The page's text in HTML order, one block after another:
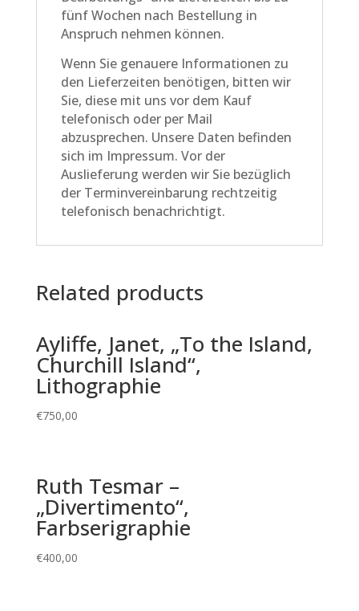
fünf Wochen nach Bestellung in
Anspruch nehmen können.
Wenn Sie genauere Informationen zu
den Lieferzeiten benötigen, bitten wir
Sie, diese mit uns vor dem Kauf
telefonisch oder per Mail
abzusprechen. Unsere Daten befinden
sich im Impressum. Vor der
Auslieferung werden wir Sie bezüglich
der Terminvereinbarung rechtzeitig
telefonisch benachrichtigt.
Related products
Ayliffe, Janet, „To the Island,
Churchill Island“,
Lithographie
€750,00
Ruth Tesmar –
„Divertimento“,
Farbserigraphie
€400,00